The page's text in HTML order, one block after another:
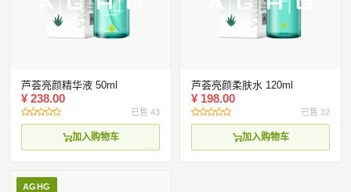
芦荟亮颜精华液 50ml
¥ 238.00
已售 43
加入购物车
芦荟亮颜柔肤水 120ml
¥ 198.00
已售 32
加入购物车
AGHG